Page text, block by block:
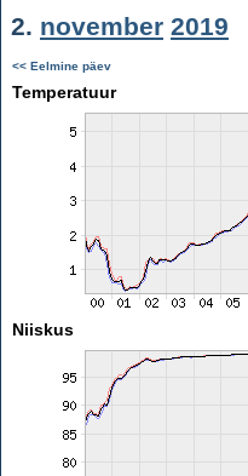
2. november 2019
<< Eelmine päev
Temperatuur
Niiskus